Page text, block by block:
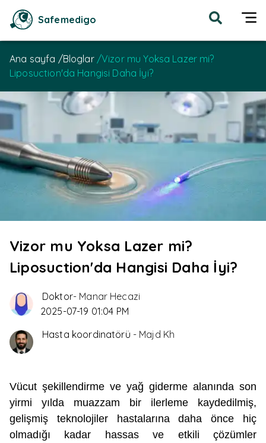
Safemedigo
Ana sayfa /Bloglar /Vizor mu Yoksa Lazer mi?
Liposuction'da Hangisi Daha İyi?
Vizor mu Yoksa Lazer mi?
Liposuction'da Hangisi Daha İyi?
Doktor- Manar Hecazi
2025-07-19 01:04 PM
Hasta koordinatörü - Majd Kh
Vücut şekillendirme ve yağ giderme alanında son
yirmi yılda muazzam bir ilerleme kaydedilmiş,
gelişmiş teknolojiler hastalarına daha önce hiç
olmadığı kadar hassas ve etkili çözümler